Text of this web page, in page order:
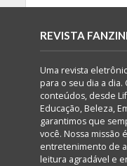
REVISTA FANZINI
Uma revista
para o seu dia a dia.
conteúdos, desde
Educação, Beleza,
garantimos que
você. Nossa missão
entretenimento de
leitura agradável e